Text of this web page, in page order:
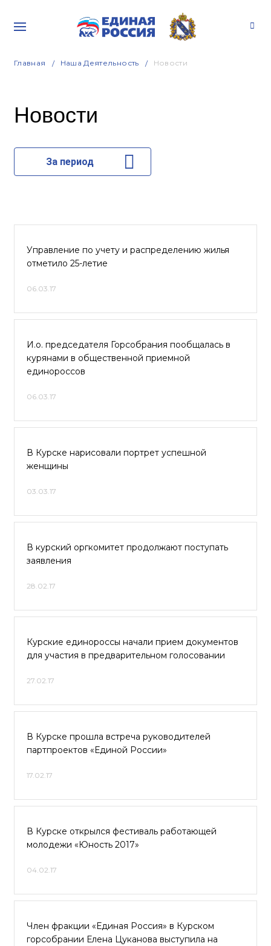
Главная Наша Деятельность Новости
Новости
За период
Управление по учету и распределению жилья
отметило 25-летие
06.03.17
И.о. председателя Горсобрания пообщалась в
курянами в общественной приемной
единороссов
06.03.17
В Курске нарисовали портрет успешной
женщины
03.03.17
В курский оргкомитет продолжают поступать
заявления
28.02.17
Курские единороссы начали прием документов
для участия в предварительном голосовании
27.02.17
В Курске прошла встреча руководителей
партпроектов «Единой России»
17.02.17
В Курске открылся фестиваль работающей
молодежи «Юность 2017»
04.02.17
Член фракции «Единая Россия» в Курском
горсобрании Елена Цуканова выступила на